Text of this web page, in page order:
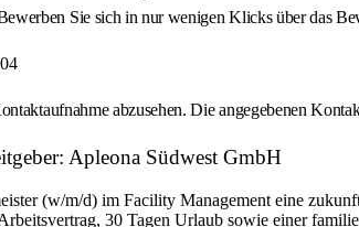
Sie sich in nur wenigen Klicks über das
abzusehen. Die angegebenen
Apleona Südwest GmbH
(w/m/d) im Facility Management eine
30 Tagen Urlaub sowie einer